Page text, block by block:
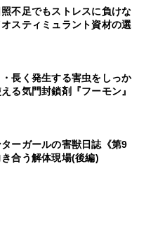
不足でもストレスに負けな
スティミュラント資材の選
長く発生する害虫をしっか
る気門封鎖剤『フーモン』
ターガールの害獣日誌《第9
合う解体現場(後編)